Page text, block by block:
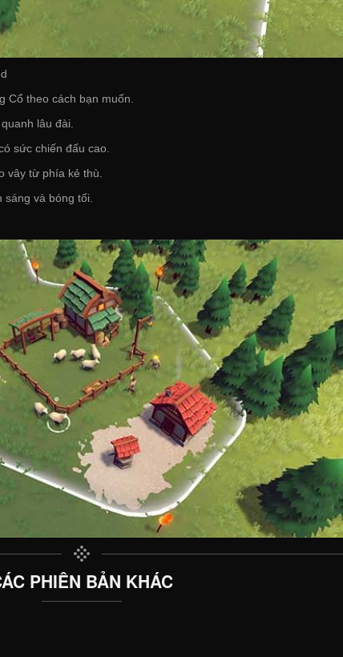
Cổ theo cách bạn muốn.
lâu đài.
sức chiến đấu cao.
vây từ phía kẻ thù.
sáng và bóng tối.
PHIÊN BẢN KHÁC